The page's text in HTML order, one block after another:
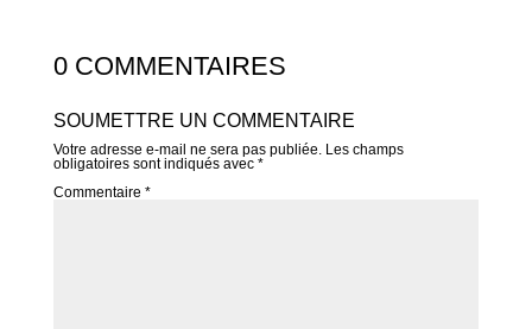
0 COMMENTAIRES
SOUMETTRE UN COMMENTAIRE
Votre adresse e-mail ne sera pas publiée. Les champs
obligatoires sont indiqués avec *
Commentaire *